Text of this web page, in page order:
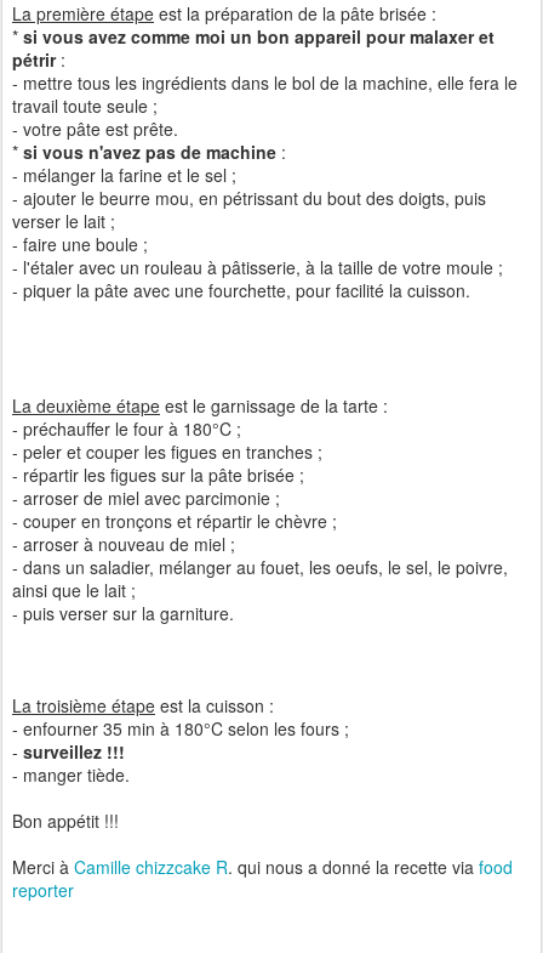
La première étape est la préparation de la pâte brisée :
* si vous avez comme moi un bon appareil pour malaxer et
pétrir:
- mettre tous les ingrédients dans le bol de la machine, elle fera le
travail toute seule ;
- votre pâte est prête.
* si vous n'avez pas de machine :
- mélanger la farine et le sel ;
- ajouter le beurre mou, en pétrissant du bout des doigts, puis
verser le lait ;
- faire une boule ;
- l'étaler avec un rouleau à pâtisserie, à la taille de votre moule ;
- piquer la pâte avec une fourchette, pour facilité la cuisson.
La deuxième étape est le garnissage de la tarte :
- préchauffer le four à 180°C ;
- peler et couper les figues en tranches ;
- répartir les figues sur la pâte brisée ;
- arroser de miel avec parcimonie ;
- couper en tronçons et répartir le chèvre ;
- arroser à nouveau de miel ;
- dans un saladier, mélanger au fouet, les oeufs, le sel, le poivre,
ainsi que le lait ;
- puis verser sur la garniture.
La troisième étape est la cuisson :
- enfourner 35 min à 180°C selon les fours ;
- surveillez !!!
- manger tiède.
Bon appétit !!!
Merci à Camille chizzcake R. qui nous a donné la recette via food
reporter